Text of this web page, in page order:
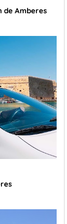
de Amberes